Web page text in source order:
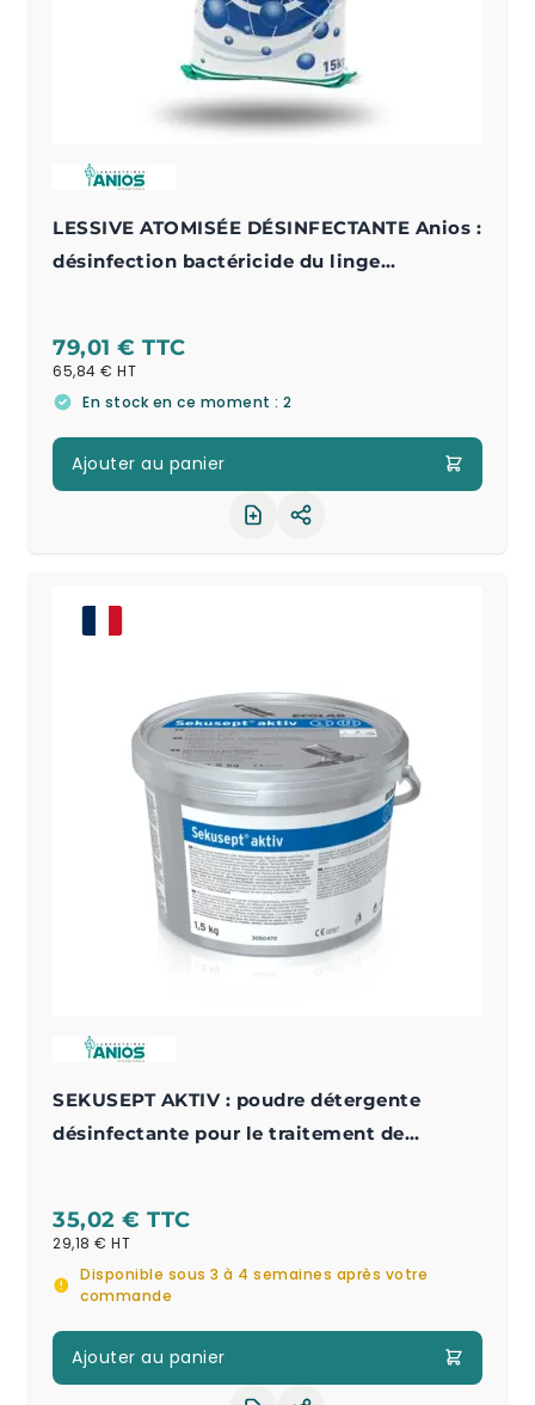
LESSIVE ATOMISÉE DÉSINFECTANTE Anios :
désinfection bactéricide du linge
79,01 €
65,84 €
En stock en ce moment : 2
Ajouter au panier
Partager le produit
SEKUSEPT AKTIV : poudre détergente
désinfectante pour le traitement de
35,02 €
29,18 €
Disponible sous 3 à 4 semaines après votre
commande
Ajouter au panier